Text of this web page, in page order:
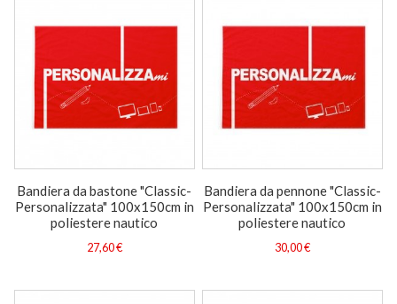
Bandiera da bastone "Classic-
Personalizzata" 100x150cm in
poliestere nautico
27,60 €
Bandiera da pennone "Classic-
Personalizzata" 100x150cm in
poliestere nautico
30,00 €